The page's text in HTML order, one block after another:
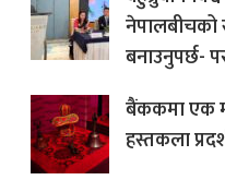
नेपालबीचको
बनाउनुपर्छ-
बैंककमा एक
हस्तकला